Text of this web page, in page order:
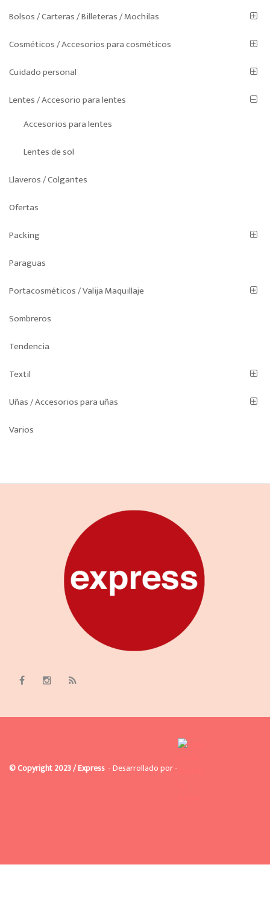
Bolsos / Carteras / Billeteras / Mochilas
Cosméticos / Accesorios para cosméticos
Cuidado personal
Lentes / Accesorio para lentes
Accesorios para lentes
Lentes de sol
Llaveros / Colgantes
Ofertas
Packing
Paraguas
Portacosméticos / Valija Maquillaje
Sombreros
Tendencia
Textil
Uñas / Accesorios para uñas
Varios
© Copyright 2023 / Express - Desarrollado por -